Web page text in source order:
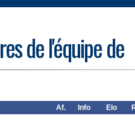
de l'équipe de
Af. Info Elo